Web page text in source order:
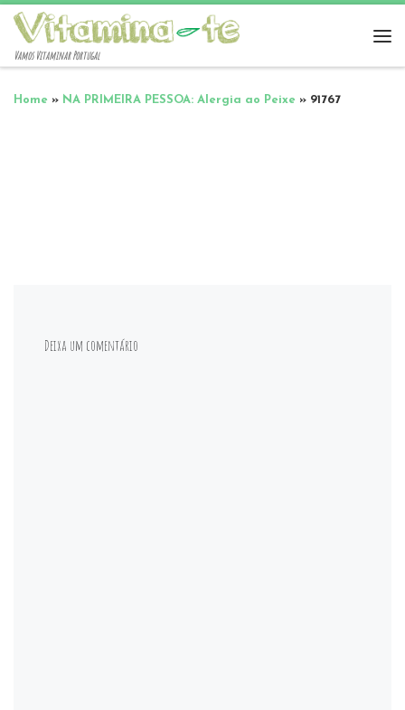
Vamos Vitaminar Portugal
Home » NA PRIMEIRA PESSOA: Alergia ao Peixe » 91767
Deixa um comentário